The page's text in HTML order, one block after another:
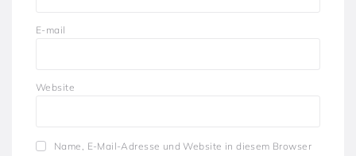
E-mail
Website
Name, E-Mail-Adresse und Website in diesem Browser